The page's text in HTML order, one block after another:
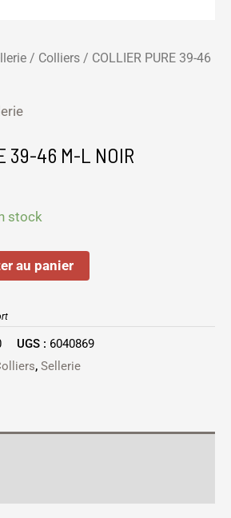
/ Colliers / COLLIER PURE 39-46
39-46 M-L NOIR
stock
au panier
UGS : 6040869
, Sellerie